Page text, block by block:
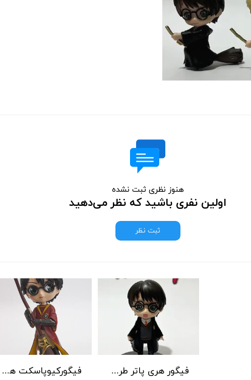
هنوز نظری ثبت نشده
اولین نفری باشید که نظر می‌دهید
ثبت نظر
فیگورکیوپاسکت هری پاتر با جارو 15 سانتیمتر فیگور هری پاتر طرح 6